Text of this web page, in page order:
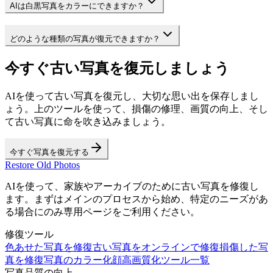
AIは白黒写真をカラーにできますか？
どのような種類の写真が復元できますか？
今すぐ古い写真を復元しましょう
AIを使って古い写真を復元し、大切な思い出を保存しまし
ょう。上のツールを使って、損傷の修理、画質の向上、そし
て古い写真に命を吹き込みましょう。
今すぐ写真を復元する
Restore Old Photos
AIを使って、家族やアーカイブのために古い写真を修復し
ます。まずはメインのプロセスから始め、特定のニーズがあ
る場合にのみ専用ページをご利用ください。
修復ツール
色あせた写真を修復古い写真をオンラインで修復損傷した写
真を修復写真のカラー化顔高画質化ツール一覧